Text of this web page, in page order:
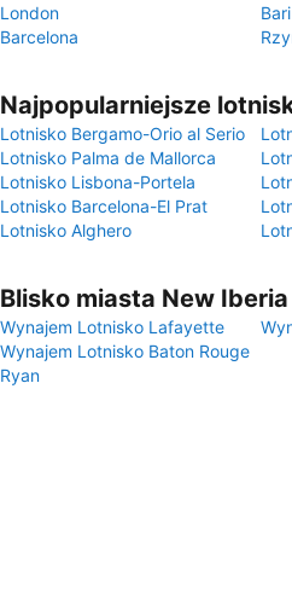
London
Bari
Barcelona
Najpopularniejsze
Lotnisko Bergamo-Orio al Serio
Lotnisko Palma de Mallorca
Lotnisko Lisbona-Portela
Lotnisko Barcelona-El Prat
Lotnisko Alghero
Blisko miasta New Iberia
Wynajem Lotnisko Lafayette
Wynajem Lotnisko Baton Rouge
Ryan